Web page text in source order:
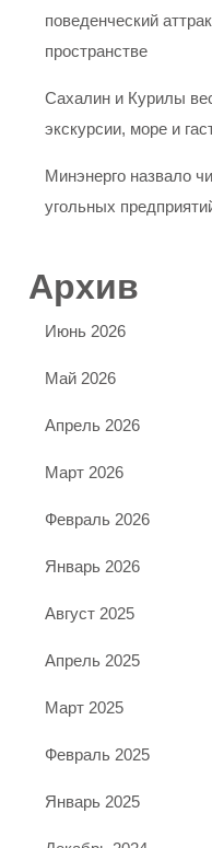
поведенческий
пространстве
Сахалин и Курилы
экскурсии, море и
Минэнерго назвало
угольных
Архив
Июнь 2026
Май 2026
Апрель 2026
Март 2026
Февраль 2026
Январь 2026
Август 2025
Апрель 2025
Март 2025
Февраль 2025
Январь 2025